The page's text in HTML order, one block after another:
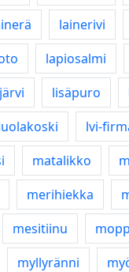
lainerivi
lapiosalmi
lisäpuro
lvi-
matalikko
merihiekka
mesitiinu
myllyränni